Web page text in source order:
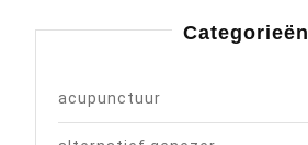
Categorieën
acupunctuur